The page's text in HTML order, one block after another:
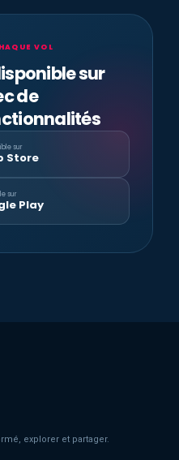
VOL
sur
de
sur
Store
sur
Play
explorer et partager.